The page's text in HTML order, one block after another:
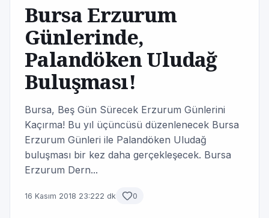
Bursa Erzurum
Günlerinde,
Palandöken Uludağ
Buluşması!
Bursa, Beş Gün Sürecek Erzurum Günlerini
Kaçırma! Bu yıl üçüncüsü düzenlenecek Bursa
Erzurum Günleri ile Palandöken Uludağ
buluşması bir kez daha gerçekleşecek. Bursa
Erzurum Dern...
16 Kasım 2018 23:222 dk 0